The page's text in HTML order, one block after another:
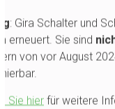
: Gira Schalter und
erneuert. Sie sind
von vor August
Sie hier für weitere